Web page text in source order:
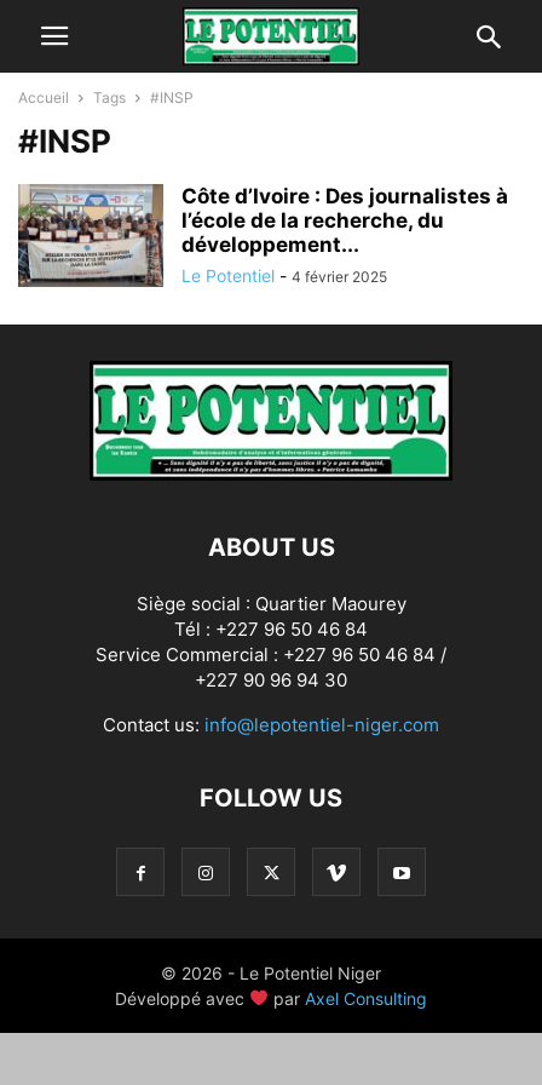
Accueil Tags #INSP
#INSP
Côte d’Ivoire : Des journalistes à
l’école de la recherche, du
développement...
Le Potentiel - 4 février 2025
ABOUT US
Siège social : Quartier Maourey
Tél : +227 96 50 46 84
Service Commercial : +227 96 50 46 84 /
+227 90 96 94 30
Contact us: info@lepotentiel-niger.com
FOLLOW US
© 2026 - Le Potentiel Niger
Développé avec
par Axel Consulting